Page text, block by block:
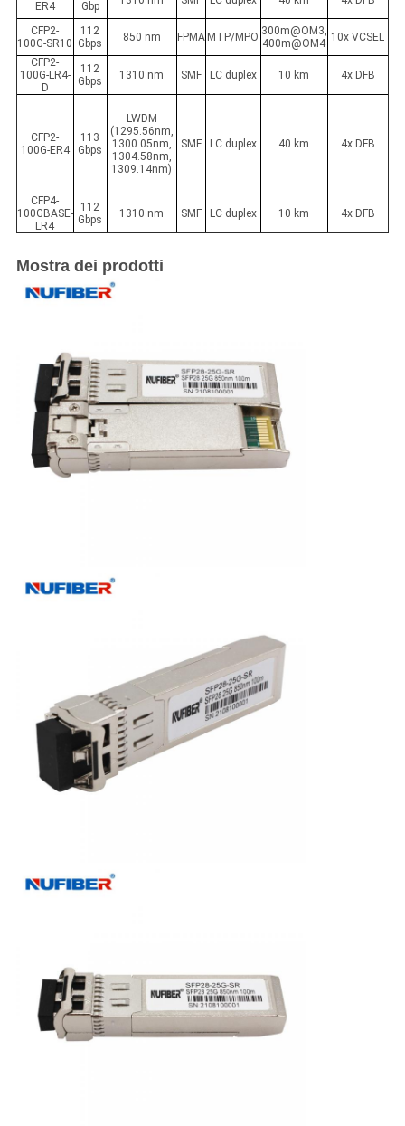
ER4
Gbp
CFP2-
100G-SR10
112
Gbps
850 nm FPMA MTP/MPO 300m@OM3,
400m@OM4 10x VCSEL
CFP2-
100G-LR4-
D
112
Gbps
1310 nm SMF LC duplex 10 km 4x DFB
CFP2-
100G-ER4
113
Gbps
LWDM
(1295.56nm,
1300.05nm,
1304.58nm,
1309.14nm)
SMF LC duplex 40 km 4x DFB
CFP4-
100GBASE-
LR4
112
Gbps
1310 nm SMF LC duplex 10 km 4x DFB
Mostra dei prodotti